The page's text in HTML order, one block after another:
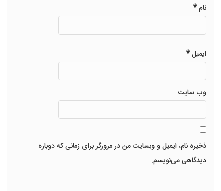
نام*
ایمیل*
وب‌ سایت
ذخیره نام، ایمیل و وبسایت من در مرورگر برای زمانی که دوباره
دیدگاهی می‌نویسم.